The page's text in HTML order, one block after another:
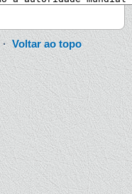
·Voltar ao topo